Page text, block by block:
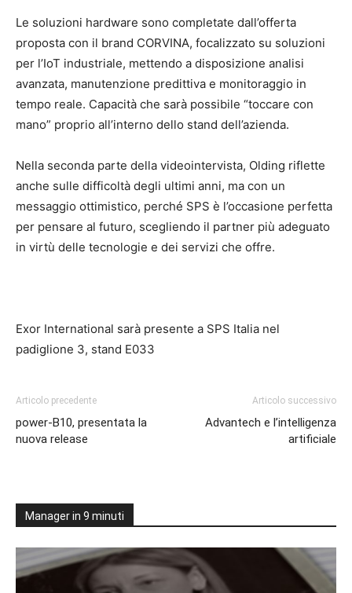
Le soluzioni hardware sono completate dall’offerta
proposta con il brand CORVINA, focalizzato su soluzioni
per l’IoT industriale, mettendo a disposizione analisi
avanzata, manutenzione predittiva e monitoraggio in
tempo reale. Capacità che sarà possibile “toccare con
mano” proprio all’interno dello stand dell’azienda.
Nella seconda parte della videointervista, Olding riflette
anche sulle difficoltà degli ultimi anni, ma con un
messaggio ottimistico, perché SPS è l’occasione perfetta
per pensare al futuro, scegliendo il partner più adeguato
in virtù delle tecnologie e dei servizi che offre.
Exor International sarà presente a SPS Italia nel
padiglione 3, stand E033
Articolo precedente
power-B10, presentata la
nuova release
Articolo successivo
Advantech e l’intelligenza
artificiale
Manager in 9 minuti